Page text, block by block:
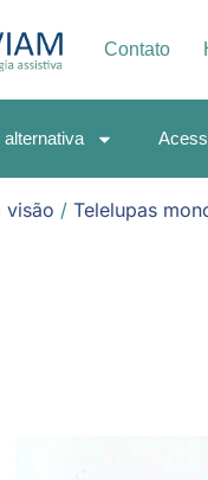
Contato
visão / Telelupas